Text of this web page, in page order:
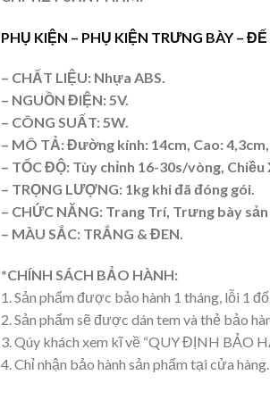
PHỤ KIỆN – PHỤ KIỆN TRƯNG BÀY – ĐẾ
– CHẤT LIỆU: Nhựa ABS.
– NGUỒN ĐIỆN: 5V.
– CÔNG SUẤT: 5W.
– MÔ TẢ: Đường kính: 14cm, Cao:
– TỐC ĐỘ: Tùy chỉnh 16-30s/vòng,
– TRỌNG LƯỢNG: 1kg khi đã đóng gói.
– CHỨC NĂNG: Trang Trí, Trưng bày
– MÀU SẮC: TRẮNG & ĐEN.
*CHÍNH SÁCH BẢO HÀNH:
1. Sản phẩm được bảo hành 1 tháng, lỗi 1
2. Sản phẩm sẽ được dán tem và thẻ bảo
3. Qúy khách xem kĩ về “QUY ĐỊNH BẢO
4. Chỉ nhận bảo hành sản phẩm tại cửa hàng.